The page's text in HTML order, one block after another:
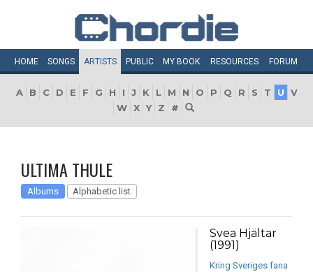
HOME SONGS ARTISTS PUBLIC MY BOOK RESOURCES FORUM
A B C D E F G H I J K L M N O P Q R S T U
V
W X Y Z #
ULTIMA THULE
Albums Alphabetic list
Svea Hjältar
(1991)
Kring Sveriges fana